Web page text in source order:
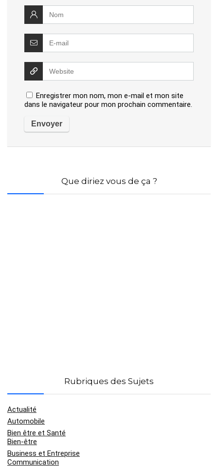
Enregistrer mon nom, mon e-mail et mon site
dans le navigateur pour mon prochain commentaire.
Que diriez vous de ça ?
Rubriques des Sujets
Actualité
Automobile
Bien être et Santé
Bien-être
Business et Entreprise
Communication